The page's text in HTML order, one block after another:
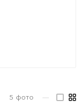
5 фото —